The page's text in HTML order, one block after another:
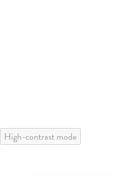
High-contrast mode